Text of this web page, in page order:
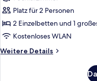
adultos)
1
Schlafzimmer
(2
anzeigen
Platz für 2 Personen
2 Einzelbetten und 1
Kostenloses WLAN
Weitere Details
Weitere